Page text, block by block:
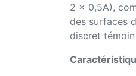
2 x 0,5A),
des surfaces
discret